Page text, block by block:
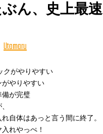
原哲夫先生に続く二人目だそ
に祭らせていただく予定。
ぶん、史上最
Utamaru
クがやりやすい
やりやすい
備が完璧
自体はあっと言う間に終了。
れやっぺ！